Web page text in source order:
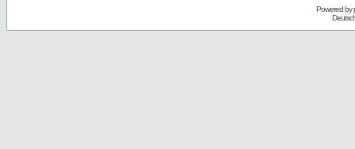
Powered by